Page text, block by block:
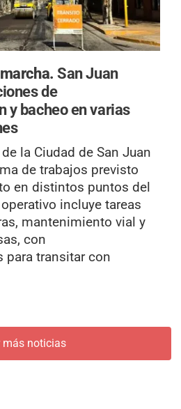
San Juan
de
y bacheo en varias
la Ciudad de San Juan
de trabajos previsto
en distintos puntos del
incluye tareas
mantenimiento vial y
con
para transitar con
más noticias